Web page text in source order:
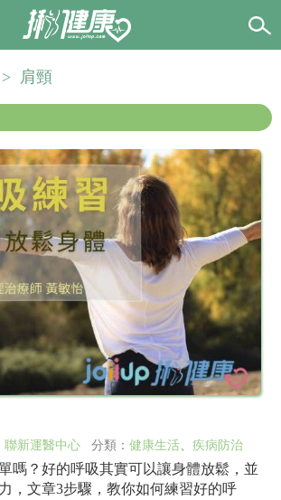
> 肩頸
聯新運醫中心 分類： 健康生活、 疾病防治
嗎？好的呼吸其實可以讓身體放鬆，並
，文章3步驟，教你如何練習好的呼